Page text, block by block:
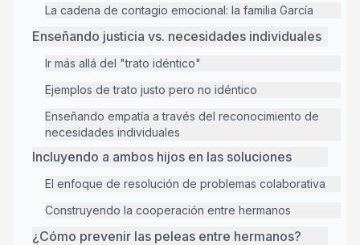
La cadena de contagio emocional: la familia García
Enseñando justicia vs. necesidades individuales
Ir más allá del "trato idéntico"
Ejemplos de trato justo pero no idéntico
Enseñando empatía a través del reconocimiento de
necesidades individuales
Incluyendo a ambos hijos en las soluciones
El enfoque de resolución de problemas colaborativa
Construyendo la cooperación entre hermanos
¿Cómo prevenir las peleas entre hermanos?